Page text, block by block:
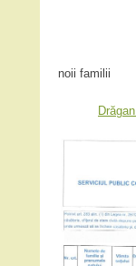
noii familii